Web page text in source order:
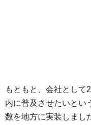
もともと、会社として
内に普及させたいとい
数を地方に実装しまし